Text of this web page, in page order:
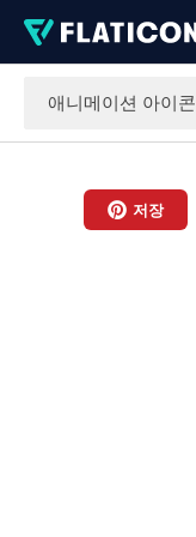
애니메이션 아이콘
저장